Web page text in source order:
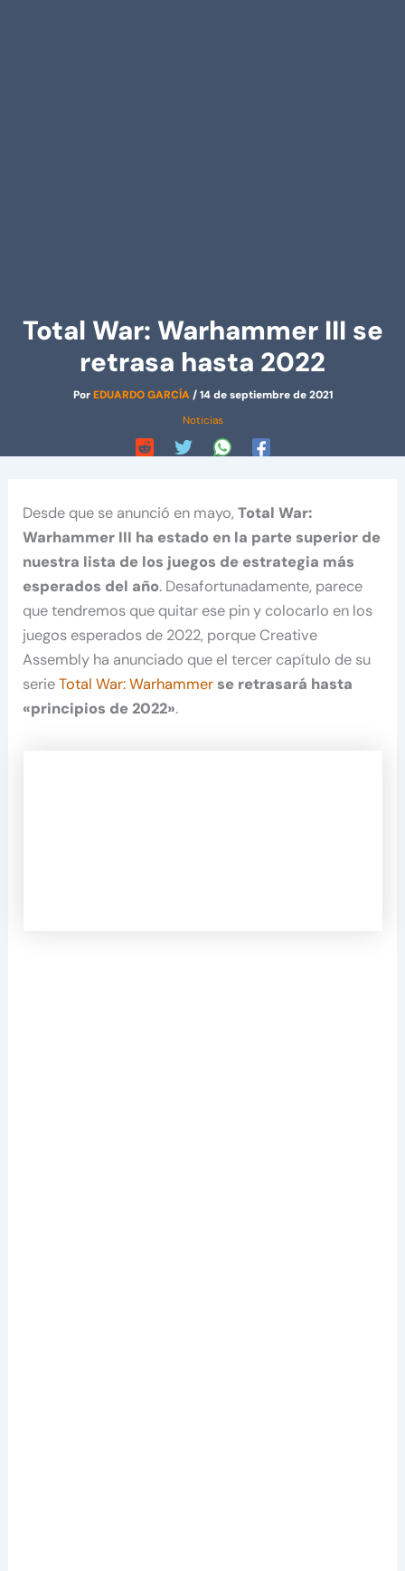
Total War: Warhammer III se
retrasa hasta 2022
PorEDUARDO GARCÍA/14 de septiembre de 2021
Noticias
Desde que se anunció en mayo,Total War:
Warhammer III ha estado en la parte superior de
nuestra lista de los juegos de estrategia más
esperados del año. Desafortunadamente, parece
que tendremos que quitar ese pin y colocarlo en los
juegos esperados de 2022, porque Creative
Assembly ha anunciado que el tercer capítulo de su
serieTotal War: Warhammerse retrasará hasta
«principios de 2022».